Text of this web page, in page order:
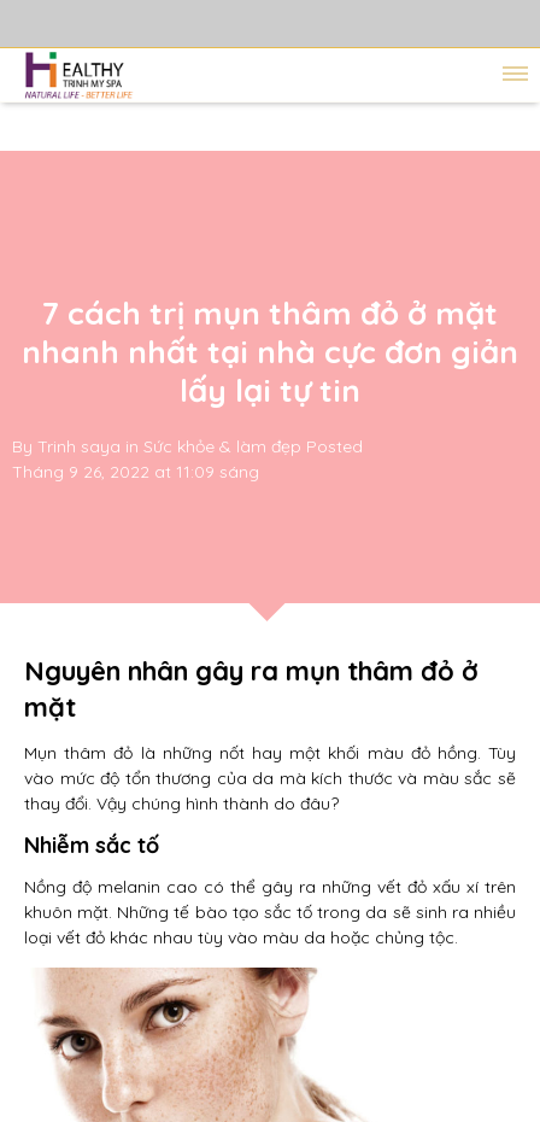
7 cách trị mụn thâm đỏ ở mặt
nhanh nhất tại nhà cực đơn giản
lấy lại tự tin
By Trinh saya in Sức khỏe & làm đẹp Posted
Tháng 9 26, 2022 at 11:09 sáng
Nguyên nhân gây ra mụn thâm đỏ ở
mặt
Mụn thâm đỏ là những nốt hay một khối màu đỏ hồng. Tùy
vào mức độ tổn thương của da mà kích thước và màu sắc sẽ
thay đổi. Vậy chúng hình thành do đâu?
Nhiễm sắc tố
Nồng độ melanin cao có thể gây ra những vết đỏ xấu xí trên
khuôn mặt. Những tế bào tạo sắc tố trong da sẽ sinh ra nhiều
loại vết đỏ khác nhau tùy vào màu da hoặc chủng tộc.